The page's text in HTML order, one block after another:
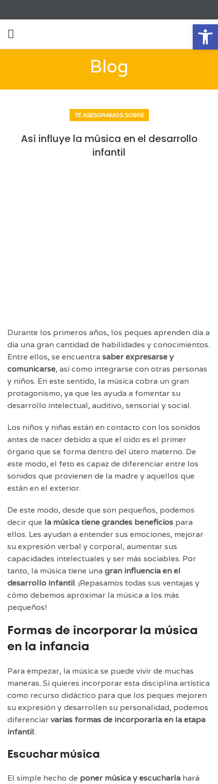
Blog
TE ASESORAMOS SOBRE
Así influye la música en el desarrollo
infantil
Durante los primeros años, los peques aprenden día a
día una gran cantidad de habilidades y conocimientos.
Entre ellos, se encuentra saber expresarse y
comunicarse, así como integrarse con otras personas
y niños. En este sentido, la música cobra un gran
protagonismo, ya que les ayuda a fomentar su
desarrollo intelectual, auditivo, sensorial y social.
Los niños y niñas están en contacto con los sonidos
antes de nacer debido a que el oído es el primer
órgano que se forma dentro del útero materno. De
este modo, el feto es capaz de diferenciar entre los
sonidos que provienen de la madre y aquellos que
están en el exterior.
De este modo, desde que son pequeños, podemos
decir que la música tiene grandes beneficios para
ellos. Les ayudan a entender sus emociones, mejorar
su expresión verbal y corporal, aumentar sus
capacidades intelectuales y ser más sociables. Por
tanto, la música tiene una gran influencia en el
desarrollo infantil. ¡Repasamos todas sus ventajas y
cómo debemos aproximar la música a los más
pequeños!
Formas de incorporar la música
en la infancia
Para empezar, la música se puede vivir de muchas
maneras. Si quieres incorporar esta disciplina artística
como recurso didáctico para que los peques mejoren
su expresión y desarrollen su personalidad, podemos
diferenciarvarias formas de incorporarla en la etapa
infantil:
Escuchar música
El simple hecho de poner música y escucharla hará